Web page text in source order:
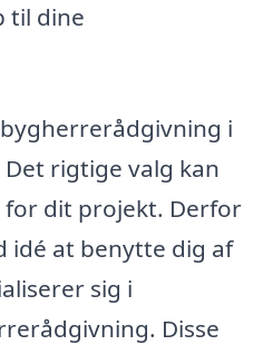
til dine
i
rigtige valg kan
for dit projekt. Derfor
idé at benytte dig af
sig i
Disse